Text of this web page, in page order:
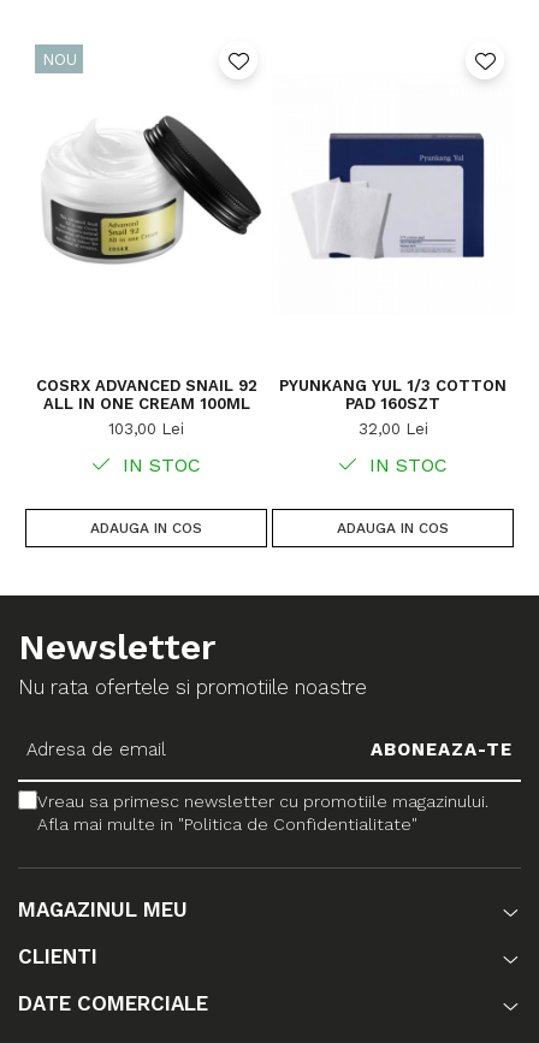
NOU
COSRX ADVANCED SNAIL 92
ALL IN ONE CREAM 100ML
103,00 Lei
IN STOC
ADAUGA IN COS
PYUNKANG YUL 1/3 COTTON
PAD 160SZT
32,00 Lei
IN STOC
ADAUGA IN COS
Newsletter
Nu rata ofertele si promotiile noastre
Vreau sa primesc newsletter cu promotiile magazinului.
Afla mai multe in "Politica de Confidentialitate"
MAGAZINUL MEU
CLIENTI
DATE COMERCIALE